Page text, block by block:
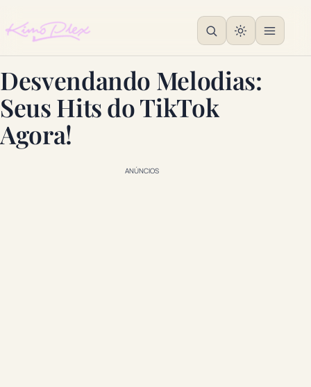
Desvendando Melodias:
Seus Hits do TikTok
Agora!
ANÚNCIOS